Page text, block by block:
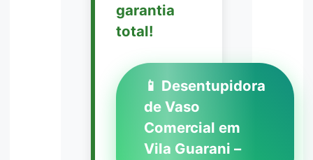
garantia
total!
📱 Desentupidora
de Vaso
Comercial em
Vila Guarani –